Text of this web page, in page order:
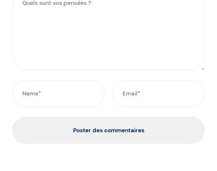
Poster des commentaires